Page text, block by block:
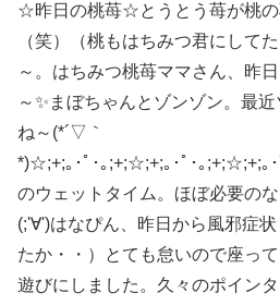
☆昨日の桃苺☆とうとう苺が桃の
（笑）（桃もはちみつ君にして
～。はちみつ桃苺ママさん、昨
～✨まぼちゃんとゾンゾン。最
ね～(*´▽｀
*)☆;+;｡･ﾟ･｡;+;☆;+;｡･ﾟ･｡;+;☆;+;｡
のウェットタイム。ほぼ必要の
(;'∀')はなぴん、昨日から風邪症
たか・・）とても怠いので座っ
遊びにしました。久々のポイン